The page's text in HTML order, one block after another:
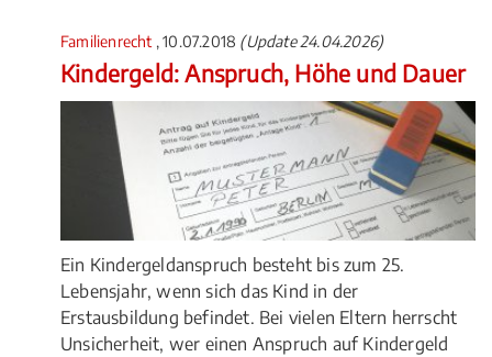
Familienrecht , 10.07.2018 (Update 24.04.2026)
Kindergeld: Anspruch, Höhe und Dauer
Ein Kindergeldanspruch besteht bis zum 25.
Lebensjahr, wenn sich das Kind in der
Erstausbildung befindet. Bei vielen Eltern herrscht
Unsicherheit, wer einen Anspruch auf Kindergeld